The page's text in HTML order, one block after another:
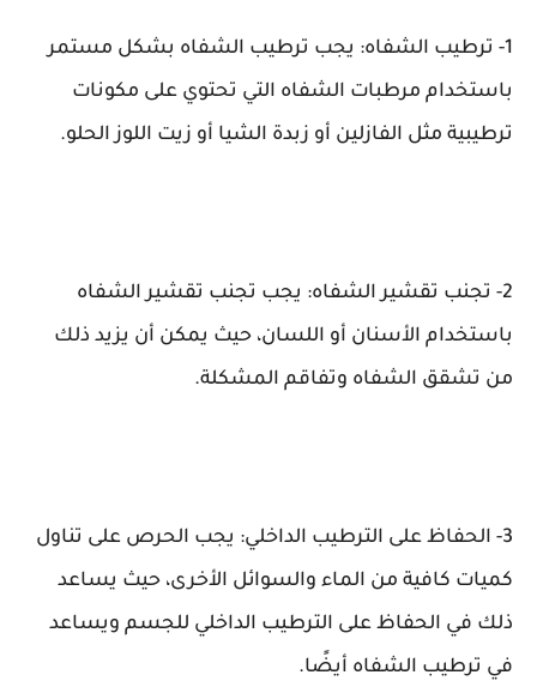
1- ترطيب الشفاه: يجب ترطيب الشفاه بشكل مستمر
باستخدام مرطبات الشفاه التي تحتوي على مكونات
ترطيبية مثل الفازلين أو زبدة الشيا أو زيت اللوز الحلو.
2- تجنب تقشير الشفاه: يجب تجنب تقشير الشفاه
باستخدام الأسنان أو اللسان، حيث يمكن أن يزيد ذلك
من تشقق الشفاه وتفاقم المشكلة.
3- الحفاظ على الترطيب الداخلي: يجب الحرص على تناول
كميات كافية من الماء والسوائل الأخرى، حيث يساعد
ذلك في الحفاظ على الترطيب الداخلي للجسم ويساعد
في ترطيب الشفاه أيضًا.